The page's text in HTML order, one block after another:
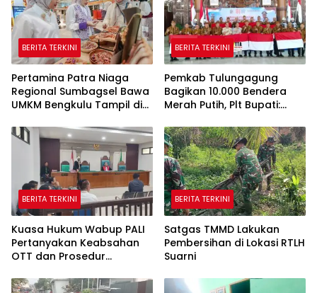
BERITA TERKINI
Pertamina Patra Niaga
Regional Sumbagsel Bawa
UMKM Bengkulu Tampil di
2026
BERITA TERKINI
Pemkab Tulungagung
Bagikan 10.000 Bendera
Merah Putih, Plt Bupati:
di Setiap Rumah
BERITA TERKINI
Kuasa Hukum Wabup PALI
Pertanyakan Keabsahan
OTT dan Prosedur
Undang-Undang
BERITA TERKINI
Satgas TMMD Lakukan
Pembersihan di Lokasi RTLH
Suarni